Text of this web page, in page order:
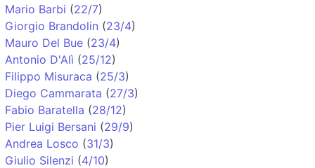
Mario Barbi (22/7)
Giorgio Brandolin (23/4)
Mauro Del Bue (23/4)
Antonio D'Alì (25/12)
Filippo Misuraca (25/3)
Diego Cammarata (27/3)
Fabio Baratella (28/12)
Pier Luigi Bersani (29/9)
Andrea Losco (31/3)
Giulio Silenzi (4/10)